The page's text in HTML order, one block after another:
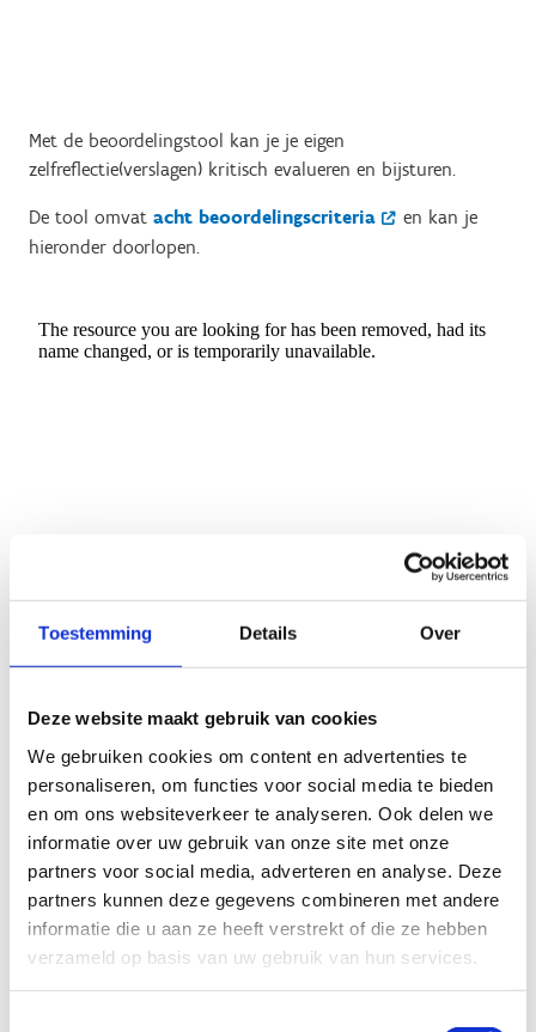
Toestemming Details Over
Deze website maakt gebruik van cookies
We gebruiken cookies om content en advertenties te
personaliseren, om functies voor social media te bieden
en om ons websiteverkeer te analyseren. Ook delen we
informatie over uw gebruik van onze site met onze
partners voor social media, adverteren en analyse. Deze
partners kunnen deze gegevens combineren met andere
informatie die u aan ze heeft verstrekt of die ze hebben
verzameld op basis van uw gebruik van hun services.
Met de beoordelingstool kan je je eigen
zelfreflectie(verslagen) kritisch evalueren en bijsturen.
De tool omvat acht beoordelingscriteria
en kan je
hieronder doorlopen.
The ‘Flemish Critical Reflection Measurement Scale’
(Vangrunderbeek et al., 2022*) werd op basis van
wetenschappelijk onderzoek ontwikkeld en gevalideerd.
* Vangrunderbeek, H., De Backer, M., McCarthy, L., Buelens,
E., & Ponnet, H. (2022). Developing Critical Reflection Skills